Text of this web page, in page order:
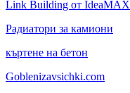
Link Building от IdeaMAX
Радиатори за камиони
къртене на бетон
Goblenizavsichki.com